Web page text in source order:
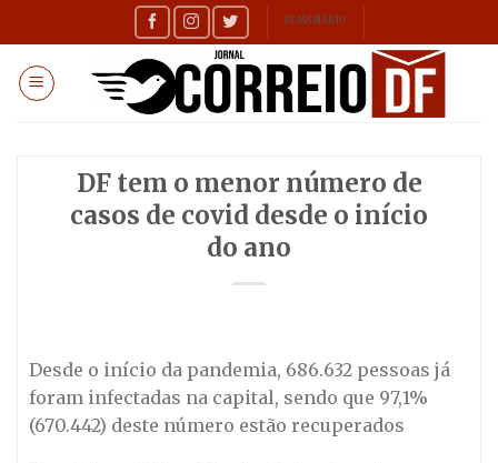
to
content
SEMANÁRIO
DF tem o menor número de
casos de covid desde o início
do ano
Desde o início da pandemia, 686.632 pessoas já
foram infectadas na capital, sendo que 97,1%
(670.442) deste número estão recuperados